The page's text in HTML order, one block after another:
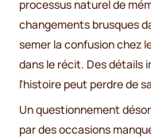
processus naturel de
changements brusques
semer la confusion chez
dans le récit. Des détails
l'histoire peut perdre de
Un questionnement
par des occasions